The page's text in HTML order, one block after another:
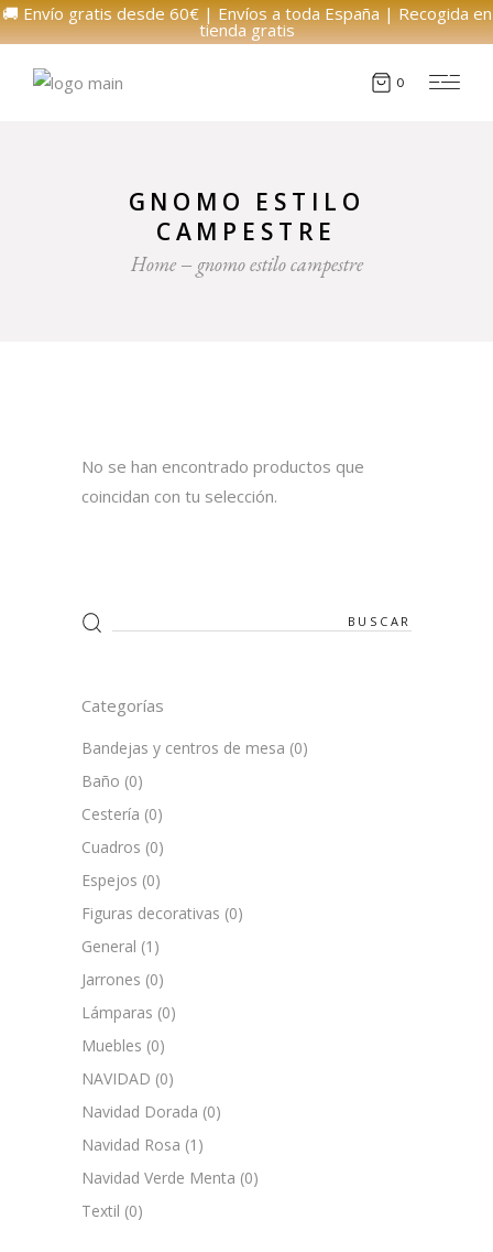
🚚 Envío gratis desde 60€ | Envíos a toda España | Recogida en
tienda gratis
0
GNOMO ESTILO
CAMPESTRE
Home gnomo estilo campestre
No se han encontrado productos que
coincidan con tu selección.
Search
for:
Categorías
Bandejas y centros de mesa (0)
Baño (0)
Cestería (0)
Cuadros (0)
Espejos (0)
Figuras decorativas (0)
General (1)
Jarrones (0)
Lámparas (0)
Muebles (0)
NAVIDAD (0)
Navidad Dorada (0)
Navidad Rosa (1)
Navidad Verde Menta (0)
Textil (0)